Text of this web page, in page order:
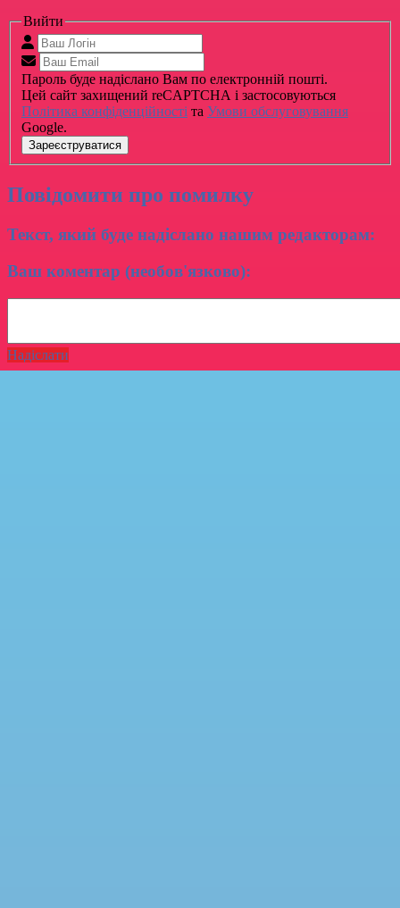
Вийти
Пароль буде надіслано Вам по електронній пошті.
Цей сайт захищений reCAPTCHA і застосовуються
Політика конфіденційності та Умови обслуговування
Google.
Зареєструватися
Повідомити про помилку
Текст, який буде надіслано нашим редакторам:
Ваш коментар (необов'язково):
Надіслати